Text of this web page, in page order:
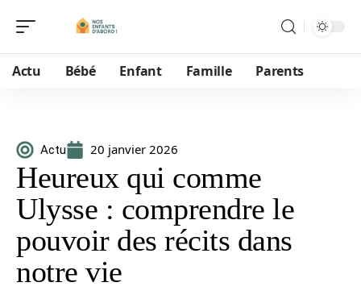
Actu Bébé Enfant Famille Parents
Actu 20 janvier 2026
Heureux qui comme
Ulysse : comprendre le
pouvoir des récits dans
notre vie